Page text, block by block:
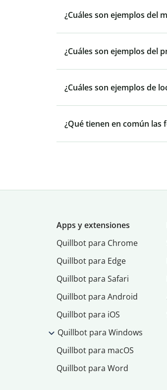
¿Cuáles son ejemplos del
¿Cuáles son ejemplos del
¿Cuáles son ejemplos de
¿Qué tienen en común las
Apps y extensiones
Quillbot para Chrome
Quillbot para Edge
Quillbot para Safari
Quillbot para Android
Quillbot para iOS
Quillbot para Windows
Quillbot para macOS
Quillbot para Word